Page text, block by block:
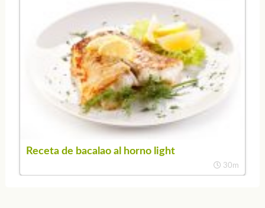
Receta de bacalao al horno light
30m